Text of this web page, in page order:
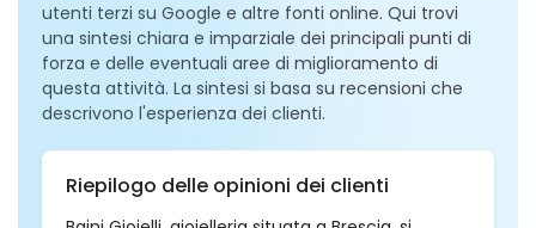
utenti terzi su Google e altre fonti online. Qui trovi
una sintesi chiara e imparziale dei principali punti di
forza e delle eventuali aree di miglioramento di
questa attività. La sintesi si basa su recensioni che
descrivono l'esperienza dei clienti.
Riepilogo delle opinioni dei clienti